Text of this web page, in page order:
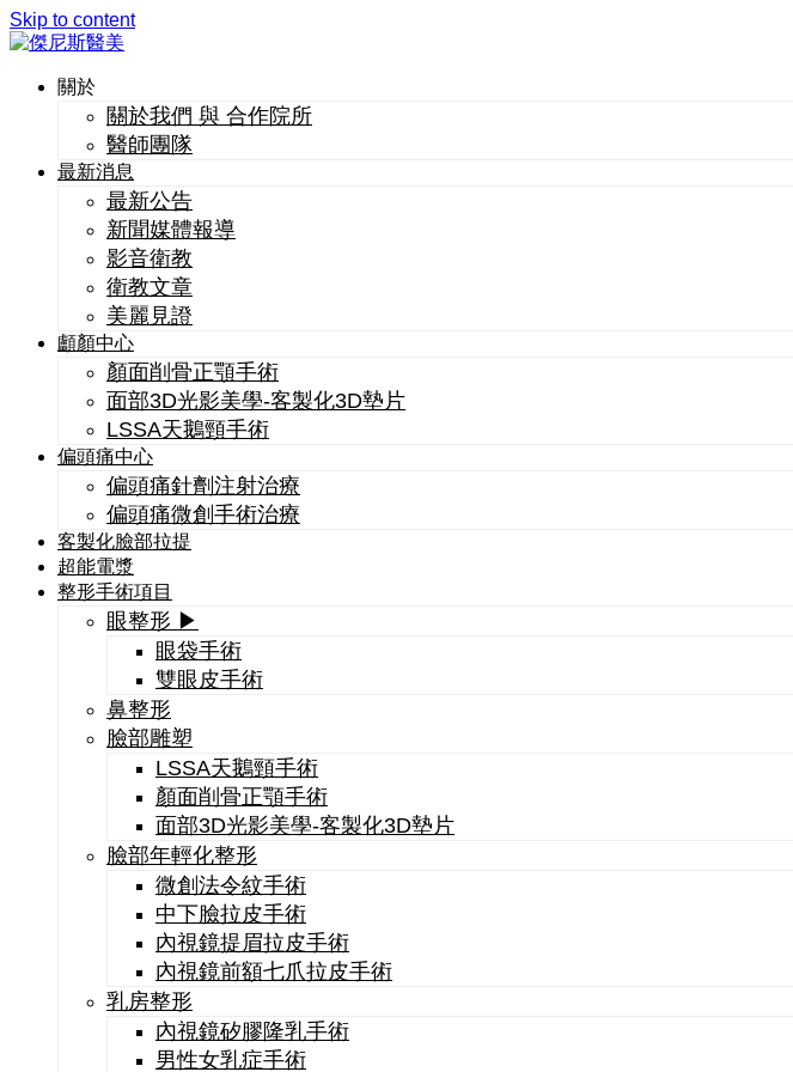
Skip to content
關於
關於我們 與 合作院所
醫師團隊
最新消息
最新公告
新聞媒體報導
影音衛教
衛教文章
美麗見證
顱顏中心
顏面削骨正顎手術
面部3D光影美學-客製化3D墊片
LSSA天鵝頸手術
偏頭痛中心
偏頭痛針劑注射治療
偏頭痛微創手術治療
客製化臉部拉提
超能電漿
整形手術項目
眼整形 ▶
眼袋手術
雙眼皮手術
鼻整形
臉部雕塑
LSSA天鵝頸手術
顏面削骨正顎手術
面部3D光影美學-客製化3D墊片
臉部年輕化整形
微創法令紋手術
中下臉拉皮手術
內視鏡提眉拉皮手術
內視鏡前額七爪拉皮手術
乳房整形
內視鏡矽膠隆乳手術
男性女乳症手術